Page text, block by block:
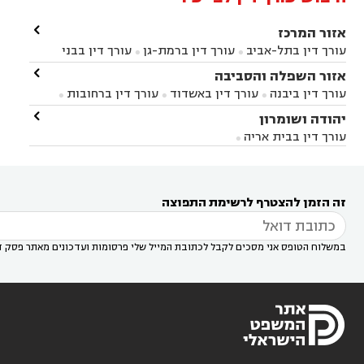
אזור המרכז
עורך דין בתל-אביב  עורך דין ברמת-גן 
עורך דין בבני
ברק עורך דין בפתח תקווה עורך דין בראשון לציון
עורך דין ברחובות עורך דין בנס ציונה
במודיעין
עורך דין בהרצליה עורך דין בחולון
עורך
דין בקרית אונו
אונו
עורך דין בבת ים
דין בשוהם 

אזור השפלה והסביבה
עורך דין ביבנה  עורך דין באשדוד  עורך דין ברחובות 
עורך דין בראשון לציון עורך דין במודיעין
עורך דין
בבאר יעקב
עורך דין בגדרה

יהודה ושומרון
עורך דין בבית אריה 

זה הזמן להצטרף לרשימת התפוצה
במשלוח הטופס אני מסכים לקבל לכתובת המייל שלי פרסומות ועדכונים מאתר פסק